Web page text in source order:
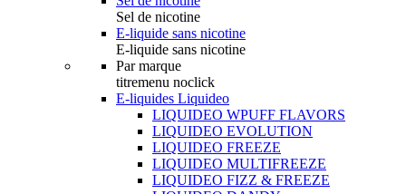
Sel de nicotine
E-liquide sans nicotine
E-liquide sans nicotine
Par marque
titremenu noclick
E-liquides Liquideo
LIQUIDEO WPUFF FLAVORS
LIQUIDEO EVOLUTION
LIQUIDEO FREEZE
LIQUIDEO MULTIFREEZE
LIQUIDEO FIZZ & FREEZE